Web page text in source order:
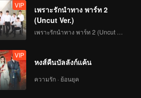
VIP
เพราะรักนำทาง พาร์ท 2
(Uncut Ver.)
VIP
หงส์คืนบัลลังก์แค้น
ความรัก · ย้อนยุค